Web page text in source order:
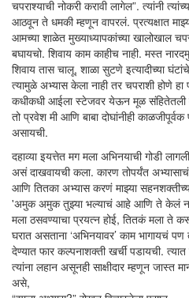
चपराश्याची नोकरी करावी लागेल”. त्यांनी
आठवून ते धमकी म्हणून वापरलं. प्रत्यक्षात
आमच्या शाळेत मुख्याध्यापकांच्या खालोखाल
बघायचो. शिवाय काम काहीच नाही. मस्त
शिवाय तास चालू, शाळा सुटणे इत्यादीच्या
त्यामुळे अभ्यास केला नाही तर चपराशी होणे
कधीकधी आईला स्टेजवर येऊन मूळ संहितेतली
तो प्रवेश मी आणि बाबा दोघांनीही
असायची.
दहाव्या इयत्तेत मग मला अभिनयाची गोडी
असं दाखवायची कला. कारण तोपर्यंत
आणि तितका अभ्यास करणं माझ्या
'अमुक अमुक तुझ्या भल्याचं आहे आणि ते केलं
मला ठसवण्याचा प्रयत्न होई, तितकं मला
घरात असताना ‘अभिनयावर’ काम भागायचं
देण्यात फार कल्पनाशक्ती खर्ची पडायची.
त्यांना लहान असूनही साक्षीदार म्हणून जास्त
असे,